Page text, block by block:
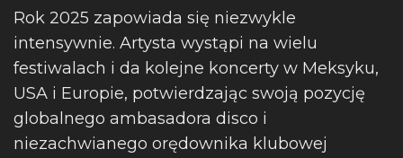
Rok 2025 zapowiada się niezwykle
intensywnie. Artysta wystąpi na wielu
festiwalach i da kolejne koncerty w Meksyku,
USA i Europie, potwierdzając swoją pozycję
globalnego ambasadora disco i
niezachwianego orędownika klubowej